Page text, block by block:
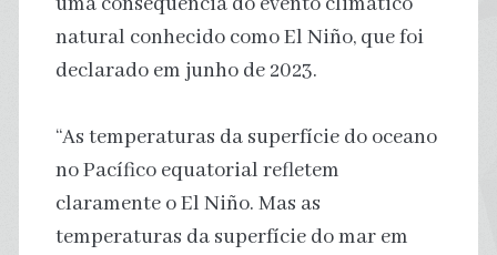
natural conhecido como El Niño, que foi
declarado em junho de 2023.
“As temperaturas da superfície do oceano
no Pacífico equatorial refletem
claramente o El Niño. Mas as
temperaturas da superfície do mar em